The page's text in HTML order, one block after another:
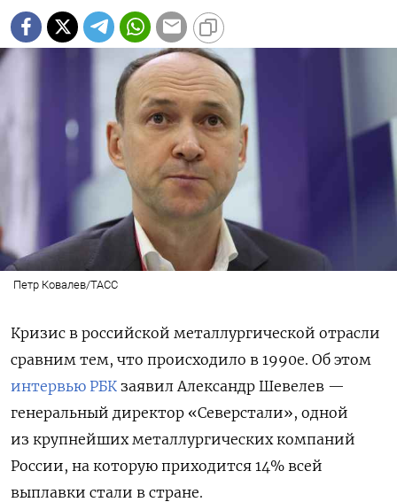
Петр Ковалев/ТАСС
Кризис в российской металлургической отрасли
сравним тем, что происходило в 1990е. Об этом
интервью РБК заявил Александр Шевелев —
генеральный директор «Северстали», одной
из крупнейших металлургических компаний
России, на которую приходится 14% всей
выплавки стали в стране.